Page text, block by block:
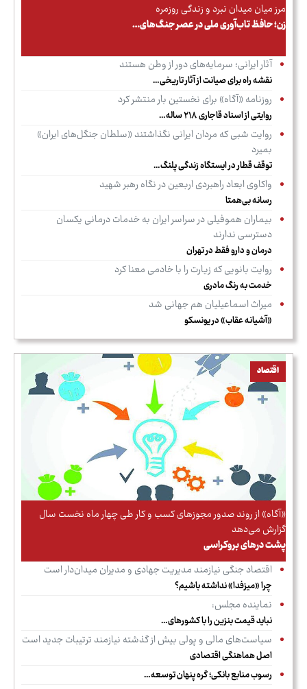
مرز میان میدان نبرد و زندگی روزمره
زن؛ حافظ تاب‌آوری ملی در عصر جنگ‌های…
آثار ایرانی؛ سرمایه‌های دور از وطن هستند
نقشه راه برای صیانت از آثار تاریخی…
روزنامه «آگاه» برای نخستین بار منتشر کرد
روایتی از اسناد قاجاری ۲۱۸ ساله…
روایت شبی که مردان ایرانی نگذاشتند «سلطان جنگل‌های ایران»
بمیرد
توقف قطار در ایستگاه زندگی پلنگ…
واکاوی ابعاد راهبردی اربعین در نگاه رهبر شهید
رسانه بی‌همتا
بیماران هموفیلی در سراسر ایران به خدمات درمانی یکسان
دسترسی ندارند
درمان و دارو فقط در تهران
روایت بانویی که زیارت را با خادمی معنا کرد
خدمت به رنگ مادری
میراث اسماعیلیان هم جهانی شد
«آشیانه عقاب» در یونسکو
اقتصاد
«آگاه» از روند صدور مجوزهای کسب و کار طی چهار ماه نخست سال
گزارش می‌دهد
پشت درهای بروکراسی
اقتصاد جنگی نیازمند مدیریت جهادی و مدیران میدان‌دار است
چرا «میزفدا» نداشته باشیم؟
نماینده مجلس:
نباید قیمت بنزین را با کشورهای…
سیاست‌های مالی و پولی بیش از گذشته نیازمند ترتیبات جدید است
اصل هماهنگی اقتصادی
رسوب منابع بانکی؛ گره پنهان توسعه…